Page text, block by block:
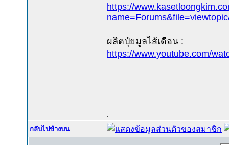
https://
ผลิตปุ๋ยมูลไส้เดือน :
https://www.youtube.com/
กลับไปข้างบน